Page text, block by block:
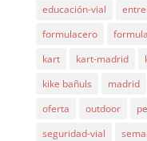
educación-vial
formulacero
kart
kart-madrid
kike bañuls
madrid
oferta
outdoor
seguridad-vial